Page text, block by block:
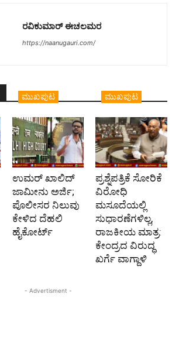
ರವಿಕುಮಾರ್ ಈಚಲಮರ
https://naanugauri.com/
ಮುಖಪುಟ
ಉಮರ್ ಖಾಲಿದ್
ಜಾಮೀನು ಅರ್ಜಿ;
ಪೊಲೀಸರ ನಿಲುವು
ಕೇಳಿದ ದೆಹಲಿ
ಹೈಕೋರ್ಟ್
ಮುಖಪುಟ
ಪ್ರಶ್ನೆಪತ್ರಿಕೆ ಸೋರಿಕೆ
ವಿರೋಧಿ
ಮಸೂದೆಯಲ್ಲಿ
ಸುಧಾರಣೆಗಳಿಲ್ಲ,
ರಾಜಕೀಯ ಮಾತ್ರ:
ಕೇಂದ್ರದ ವಿರುದ್ಧ
ಖರ್ಗೆ ವಾಗ್ದಾಳಿ
- Advertisment -